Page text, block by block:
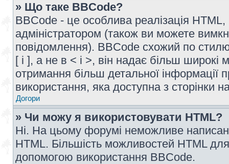
» Що таке BBCode?
BBCode - це особлива реалізація
адміністратором (також ви можете
повідомлення). BBCode схожий по
[ і ], а не в < і >, він надає більш
отримання більш детальної інформації
використання, яка доступна з сторінки
Догори
» Чи можу я використовувати HTML?
Ні. На цьому форумі неможливе
HTML. Більшість можливостей HTML
допомогою використання BBCode.